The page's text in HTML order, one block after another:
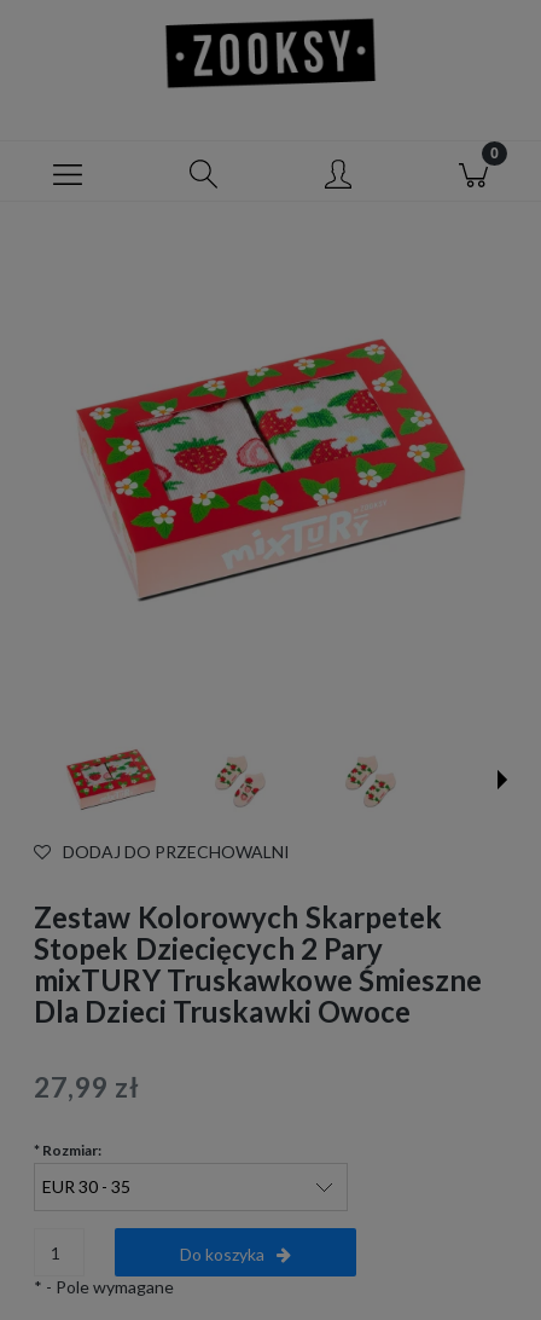
DODAJ DO PRZECHOWALNI
Zestaw Kolorowych Skarpetek
Stopek Dziecięcych 2 Pary
mixTURY Truskawkowe Śmieszne
Dla Dzieci Truskawki Owoce
27,99 zł
* Rozmiar:
Do koszyka
* - Pole wymagane